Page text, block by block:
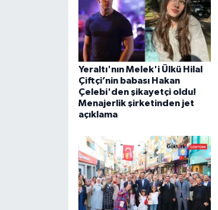
Yeraltı'nın Melek'i Ülkü Hilal
Çiftçi’nin babası Hakan
Çelebi'den şikayetçi oldu!
Menajerlik şirketinden jet
açıklama